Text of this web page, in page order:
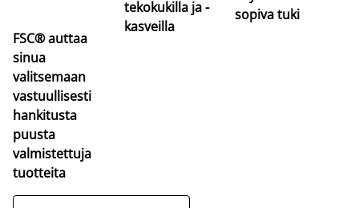
FSC® auttaa
sinua
valitsemaan
vastuullisesti
hankitusta
puusta
valmistettuja
tuotteita
tekokukilla ja -
kasveilla
sopiva tuki